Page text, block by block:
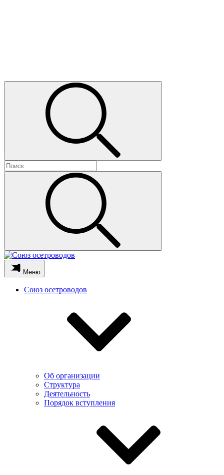
Меню
Союз осетроводов
Об организации
Структура
Деятельность
Порядок вступления